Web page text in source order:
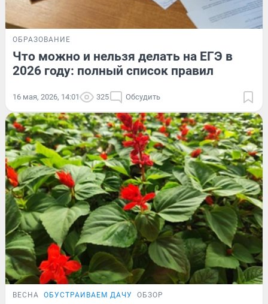
ОБРАЗОВАНИЕ
Что можно и нельзя делать на ЕГЭ в
2026 году: полный список правил
16 мая, 2026, 14:01 325 Обсудить
ВЕСНА ОБУСТРАИВАЕМ ДАЧУ ОБЗОР